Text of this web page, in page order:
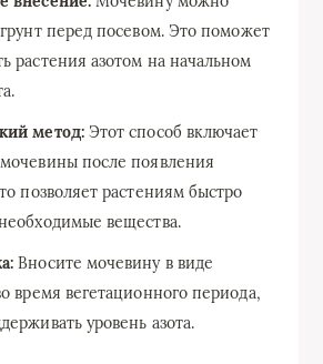
перед посевом. Это поможет
растения азотом на начальном
метод:Этот способ включает
после появления
позволяет растениям быстро
вещества.
Вносите мочевину в виде
время вегетационного периода,
уровень азота.